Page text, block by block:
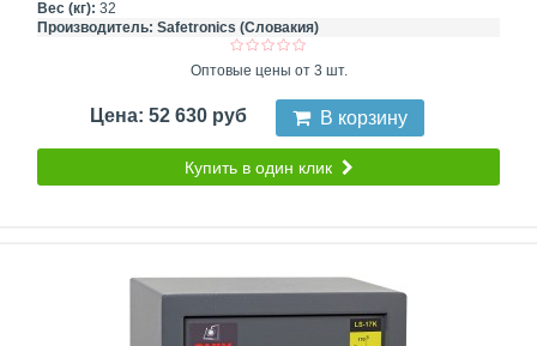
Вес (кг): 32
Производитель: Safetronics (Словакия)
Оптовые цены от 3 шт.
Цена: 52 630 руб В корзину
Купить в один клик